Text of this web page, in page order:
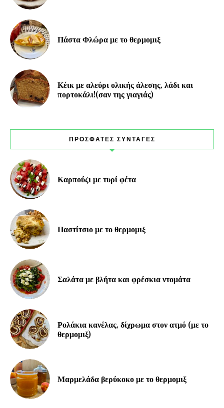
Πάστα Φλώρα με το θερμομιξ
Κέικ με αλεύρι ολικής άλεσης, λάδι και
πορτοκάλι!(σαν της γιαγιάς)
ΠΡΟΣΦΑΤΕΣ ΣΥΝΤΑΓΕΣ
Καρπούζι με τυρί φέτα
Παστίτσιο με το θερμομιξ
Σαλάτα με βλήτα και φρέσκια ντομάτα
Ρολάκια κανέλας, δίχρωμα στον ατμό (με το
θερμομιξ)
Μαρμελάδα βερύκοκο με το θερμομιξ